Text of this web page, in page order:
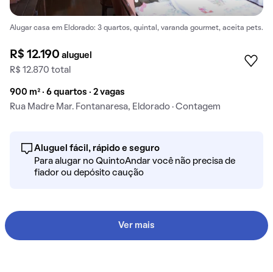
Alugar casa em Eldorado: 3 quartos, quintal, varanda gourmet, aceita pets.
R$ 12.190aluguel
R$ 12.870 total
900 m² · 6 quartos · 2 vagas
Rua Madre Mar. Fontanaresa, Eldorado · Contagem
Aluguel fácil, rápido e seguro
Para alugar no QuintoAndar você não precisa de
fiador ou depósito caução
Ver mais